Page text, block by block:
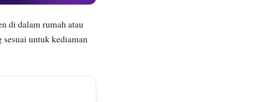
di dalam rumah atau
untuk kediaman